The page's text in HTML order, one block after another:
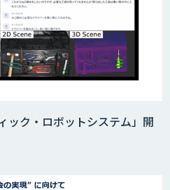
ック・ロボットシステム」開